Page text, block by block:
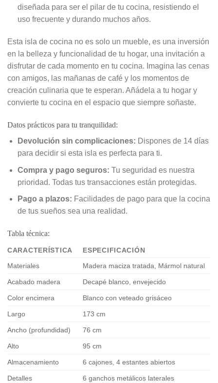
diseñada para ser el pilar de tu cocina, resistiendo el
uso frecuente y durando muchos años.
Esta isla de cocina no es solo un mueble, es una inversión
en la belleza y funcionalidad de tu hogar, una invitación a
disfrutar de cada momento en tu cocina. Imagina las cenas
con amigos, las mañanas de café y los momentos de
creación culinaria que te esperan. Añádela a tu hogar y
convierte tu cocina en el espacio que siempre soñaste.
Datos prácticos para tu tranquilidad:
Devolución sin complicaciones: Dispones de 14 días
para decidir si esta isla es perfecta para ti.
Compra y pago seguros: Tu seguridad es nuestra
prioridad. Todas tus transacciones están protegidas.
Pago a plazos: Facilidades de pago para que la cocina
de tus sueños sea una realidad.
Tabla técnica:
CARACTERÍSTICA
ESPECIFICACIÓN
Materiales
Madera maciza tratada, Mármol natural
Acabado madera Decapé blanco, envejecido
Color encimera Blanco con veteado grisáceo
Largo 173 cm
Ancho (profundidad) 76 cm
Alto 95 cm
Almacenamiento 6 cajones, 4 estantes abiertos
Detalles 6 ganchos metálicos laterales